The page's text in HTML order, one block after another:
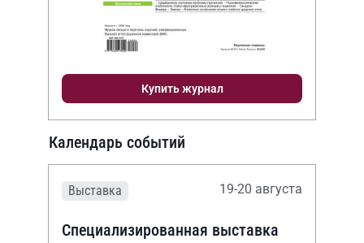
Купить журнал
Календарь событий
Выставка 19-20 августа
Специализированная выставка